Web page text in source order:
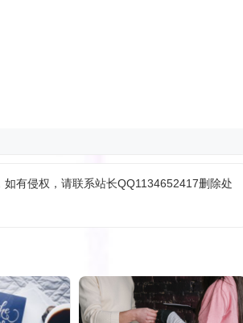
有侵权，请联系站长QQ1134652417删除处